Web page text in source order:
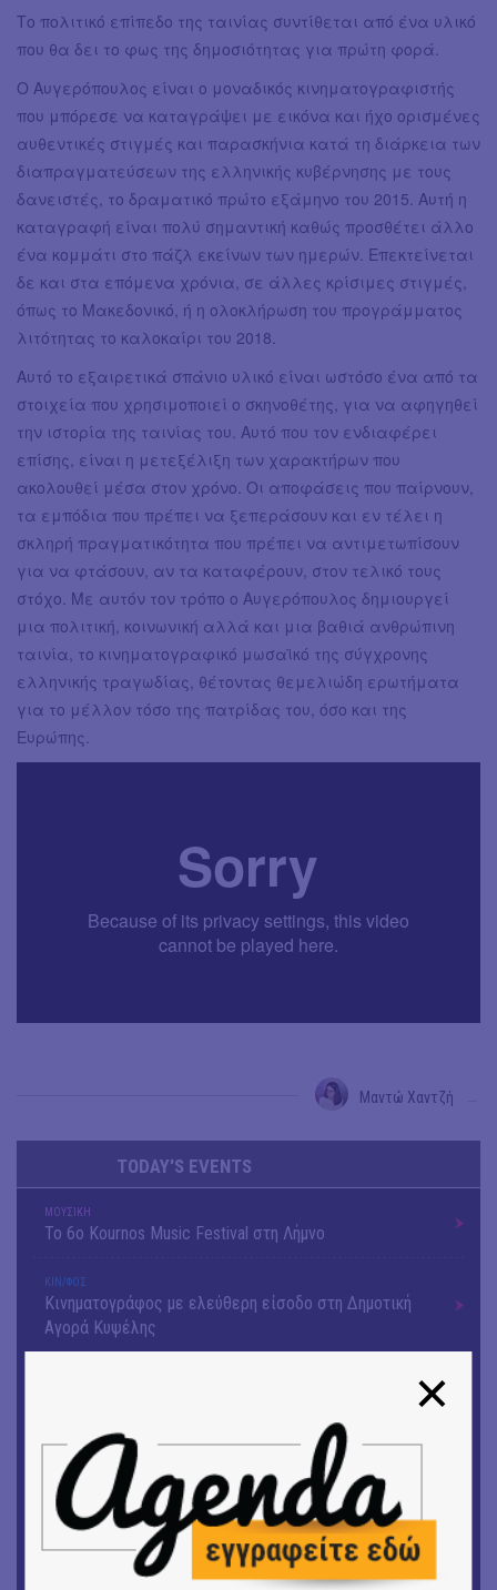
Το πολιτικό επίπεδο της ταινίας συντίθεται από ένα υλικό
που θα δει το φως της δημοσιότητας για πρώτη φορά.
Ο Αυγερόπουλος είναι ο μοναδικός κινηματογραφιστής
που μπόρεσε να καταγράψει με εικόνα και ήχο ορισμένες
αυθεντικές στιγμές και παρασκήνια κατά τη διάρκεια των
διαπραγματεύσεων της ελληνικής κυβέρνησης με τους
δανειστές, το δραματικό πρώτο εξάμηνο του 2015. Αυτή η
καταγραφή είναι πολύ σημαντική καθώς προσθέτει άλλο
ένα κομμάτι στο πάζλ εκείνων των ημερών. Επεκτείνεται
δε και στα επόμενα χρόνια, σε άλλες κρίσιμες στιγμές,
όπως το Μακεδονικό, ή η ολοκλήρωση του προγράμματος
λιτότητας το καλοκαίρι του 2018.
Αυτό το εξαιρετικά σπάνιο υλικό είναι ωστόσο ένα από τα
στοιχεία που χρησιμοποιεί ο σκηνοθέτης, για να αφηγηθεί
την ιστορία της ταινίας του. Αυτό που τον ενδιαφέρει
επίσης, είναι η μετεξέλιξη των χαρακτήρων που
ακολουθεί μέσα στον χρόνο. Οι αποφάσεις που παίρνουν,
τα εμπόδια που πρέπει να ξεπεράσουν και εν τέλει η
σκληρή πραγματικότητα που πρέπει να αντιμετωπίσουν
για να φτάσουν, αν τα καταφέρουν, στον τελικό τους
στόχο. Με αυτόν τον τρόπο ο Αυγερόπουλος δημιουργεί
μια πολιτική, κοινωνική αλλά και μια βαθιά ανθρώπινη
ταινία, το κινηματογραφικό μωσαϊκό της σύγχρονης
ελληνικής τραγωδίας, θέτοντας θεμελιώδη ερωτήματα
για το μέλλον τόσο της πατρίδας του, όσο και της
Ευρώπης.
Μαντώ Χαντζή
TODAY'S EVENTS
ΜΟΥΣΙΚΗ
Το 6ο Kournos Music Festival στη Λήμνο
ΚΙΝ/ΦΟΣ
Κινηματογράφος με ελεύθερη είσοδο στη Δημοτική
Αγορά Κυψέλης
ΕΙΚΑΣΤΙΚΑ
Ομαδική έκθεση | Προσωρινά για Πάντα
Αργύρης Ραλλιάς | Λιτανεία